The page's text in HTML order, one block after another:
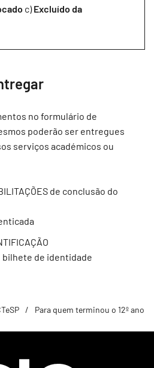
c)Excluído da
no formulário de
poderão ser entregues
serviços académicos ou
de conclusão do
bilhete de identidade
Para quem terminou o 12º ano